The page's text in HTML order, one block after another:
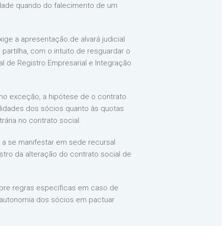
quando do falecimento de um
a apresentação de alvará judicial
com o intuito de resguardar o
de Registro Empresarial e Integração
exceção, a hipótese de o contrato
dos sócios quanto às quotas
no contrato social.
se manifestar em sede recursal
da alteração do contrato social de
regras específicas em caso de
dos sócios em pactuar